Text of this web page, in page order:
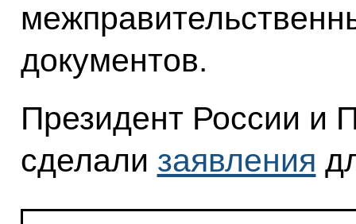
документов.
Президент России и
сделали заявления